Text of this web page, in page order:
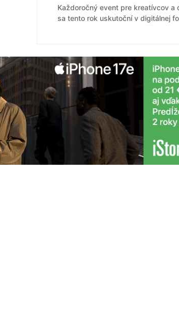
Každoročný event pre kreatívcov a
sa tento rok uskutoční v digitálnej